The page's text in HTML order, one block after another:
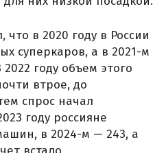
что в 2020 году в России
суперкаров, а в 2021-м
году объем этого
втрое, до
спрос начал
году россияне
в 2024-м — 243, а